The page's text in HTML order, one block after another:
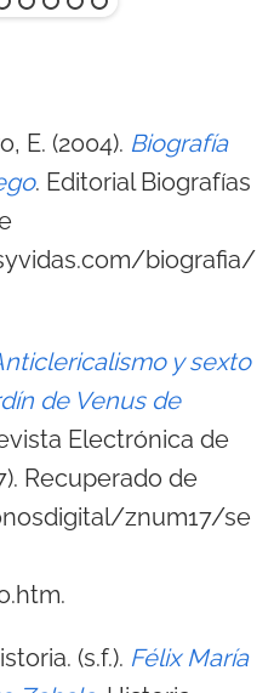
E. (2004). Biografía
. Editorial Biografías
biografia/
y sexto
de Venus de
Electrónica de
Recuperado de
znum17/se
(s.f.). Félix María